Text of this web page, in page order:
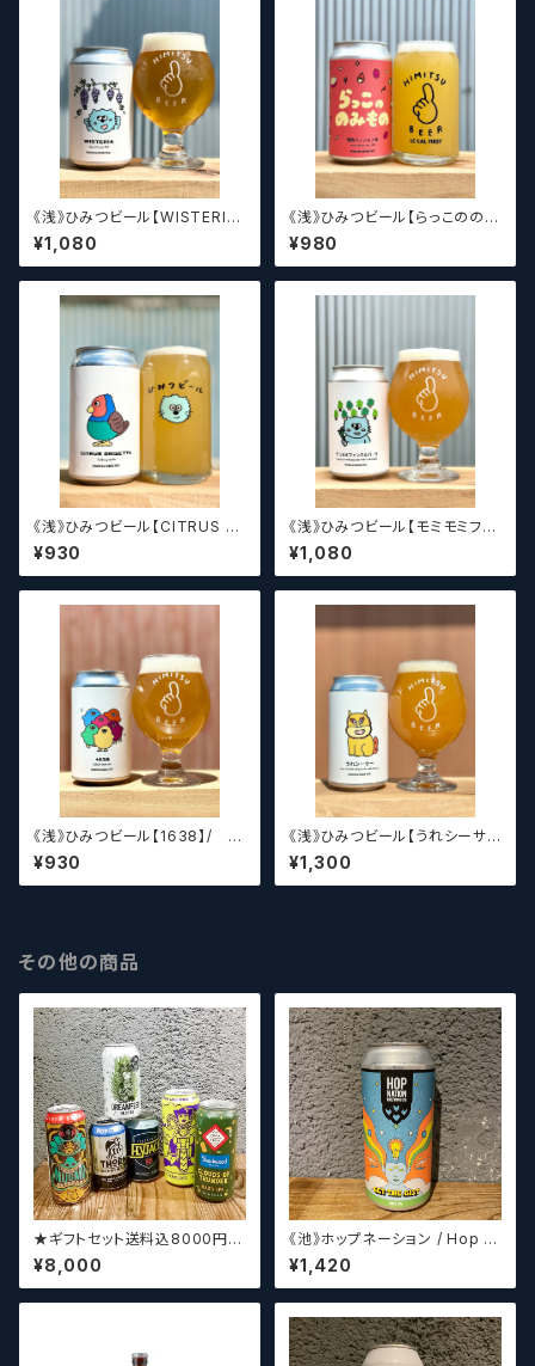
《浅》ひみつビール【WISTERIA】
／ ウィステリア
¥1,080
《浅》ひみつビール【らっこののみ
もの情熱パッション味】
¥980
《浅》ひみつビール【CITRUS G
RISETTE】/ シトラスグリゼッ
ト
¥930
《浅》ひみつビール【モミモミフェ
ンネルパーク】
¥1,080
《浅》ひみつビール【1638】/ い
ちろくさんぱち
¥930
《浅》ひみつビール【うれシーサ
ー】
¥1,300
その他の商品
★ギフトセット送料込8000円★
（お好みに合わせて高価なビー
ルも含めて5～6本チョイスさせ
ていただきます）【クラフトビー
¥8,000
《池》ホップネーション / Hop N
ation Get The Gist
¥1,420